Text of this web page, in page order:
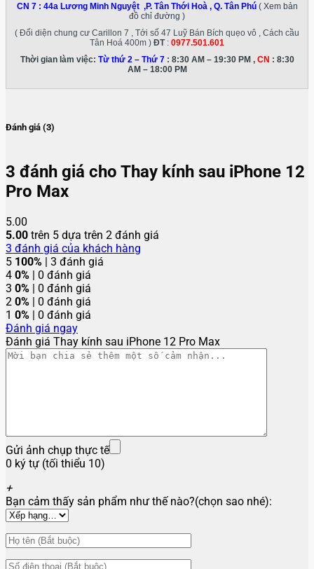
CN 7 : 44a Lương Minh Nguyệt ,P. Tân Thới Hoà , Q. Tân Phú ( Xem bản
đồ chỉ đường )
( Đối diện chung cư Carillon 7 , Tới số 47 Luỹ Bán Bích quẹo vô , Cách cầu
Tân Hoá 400m ) ĐT: 0977.501.601
Thời gian làm việc: Từ thứ 2 – Thứ 7: 8:30 AM – 19:30 PM , CN : 8:30
AM – 18:00 PM
Đánh giá (3)
3 đánh giá cho Thay kính sau iPhone 12
Pro Max
5.00
5.00 trên 5 dựa trên 2 đánh giá
3 đánh giá của khách hàng
5 100% | 3 đánh giá
4 0% | 0 đánh giá
3 0% | 0 đánh giá
2 0% | 0 đánh giá
1 0% | 0 đánh giá
Đánh giá ngay
Đánh giá Thay kính sau iPhone 12 Pro Max
Gửi ảnh chụp thực tế
0 ký tự (tối thiểu 10)
+
Bạn cảm thấy sản phẩm như thế nào?(chọn sao nhé):